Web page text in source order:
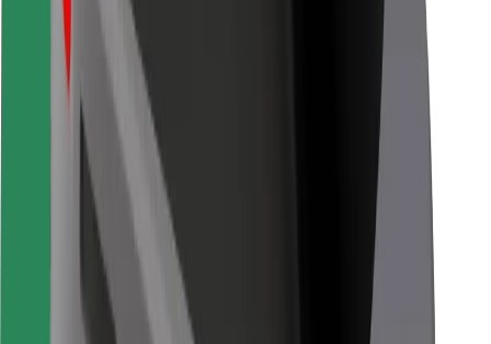
Аеропорти
Зарядні станції Bolt
Підтримка
Для пасажирів
Для водіїв
Для кур'єрів
Доставка Bolt Food
Для власників автопарків
Для ресторанів